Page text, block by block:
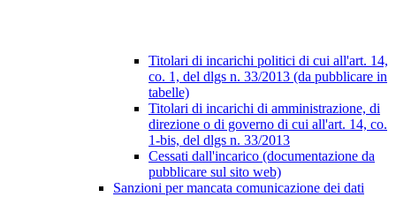
Titolari di incarichi politici di cui all'art. 14,
co. 1, del dlgs n. 33/2013 (da pubblicare in
tabelle)
Titolari di incarichi di amministrazione, di
direzione o di governo di cui all'art. 14, co.
1-bis, del dlgs n. 33/2013
Cessati dall'incarico (documentazione da
pubblicare sul sito web)
Sanzioni per mancata comunicazione dei dati